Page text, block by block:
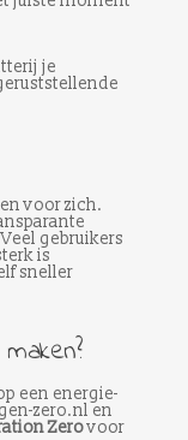
je
voor zich.
gebruikers
is
sneller
een energie-
zero.nl en
Zerovoor